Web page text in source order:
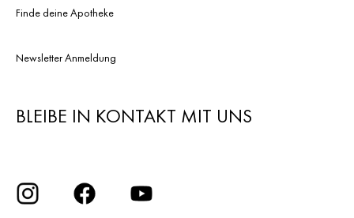
Finde deine Apotheke
Newsletter Anmeldung
BLEIBE IN KONTAKT MIT UNS